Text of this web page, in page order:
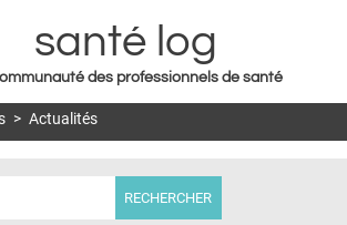
Jump to navigation
santé log
des professionnels de santé
> Actualités